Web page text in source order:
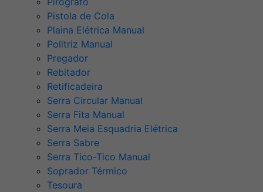
Pistola de Cola
Plaina Elétrica Manual
Politriz Manual
Pregador
Rebitador
Retificadeira
Serra Circular Manual
Serra Fita Manual
Serra Meia Esquadria Elétrica
Serra Sabre
Serra Tico-Tico Manual
Soprador Térmico
Tesoura